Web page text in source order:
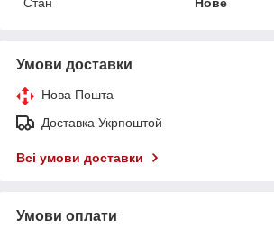
Умови доставки
Нова Пошта
Доставка Укрпоштой
Всі умови доставки
Умови оплати